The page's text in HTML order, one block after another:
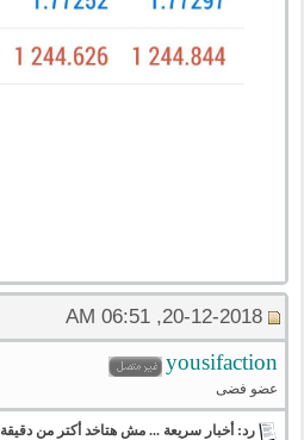
20-12-2018, 06:51 AM
yousifaction
عضو فضى
رد: أخبار سريعة ... مش هتاخد أكتر من دقيقة